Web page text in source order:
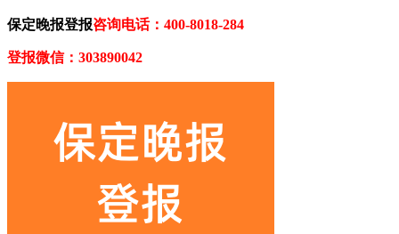
保定晚报登报咨询电话：400-8018-284
登报微信：303890042